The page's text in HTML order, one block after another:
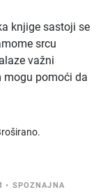
knjige sastoji se
srcu
važni
mogu pomoći da
• SPOZNAJNA